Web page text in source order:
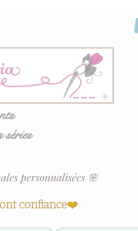
confiance❤️
personnalisées 🌸